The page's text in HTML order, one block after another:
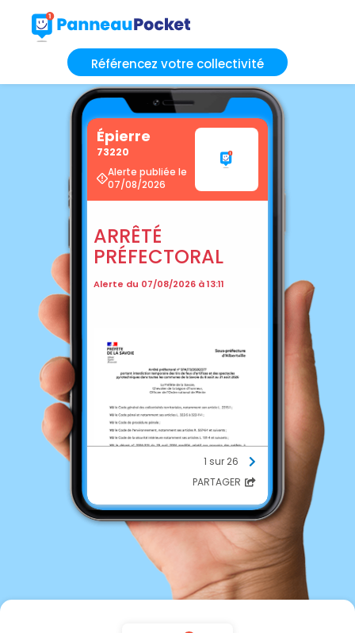
Référencez votre collectivité
Épierre
73220
Alerte publiée le
07/08/2026
ARRÊTÉ
PRÉFECTORAL
Alerte du 07/08/2026 à 13:11
1 sur 26
PARTAGER